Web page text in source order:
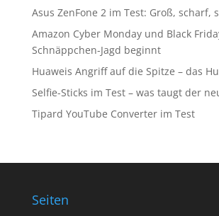
Asus ZenFone 2 im Test: Groß, scharf,
Amazon Cyber Monday und Black
Schnäppchen-Jagd beginnt
Huaweis Angriff auf die Spitze – das
Selfie-Sticks im Test – was taugt der
Tipard YouTube Converter im Test
Seiten